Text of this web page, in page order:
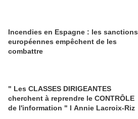
Incendies en Espagne : les sanctions
européennes empêchent de les
combattre
" Les CLASSES DIRIGEANTES
cherchent à reprendre le CONTRÔLE
de l'information " l Annie Lacroix-Riz